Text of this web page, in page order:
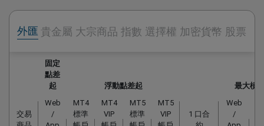
外匯 貴金屬 大宗商品 指數 選擇權 加密貨幣 股票
交易
固定
點差
起
浮動點差起
1 口合
最大槓
Web
/
MT4
標準
MT4
VIP
MT5
標準
MT5
VIP
Web
/